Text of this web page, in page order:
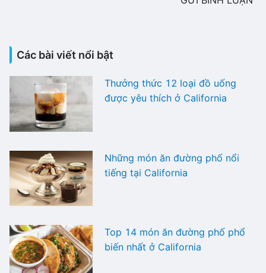
Các bài viết nổi bật
Thưởng thức 12 loại đồ uống
được yêu thích ở California
Những món ăn đường phố nổi
tiếng tại California
Top 14 món ăn đường phố phổ
biến nhất ở California